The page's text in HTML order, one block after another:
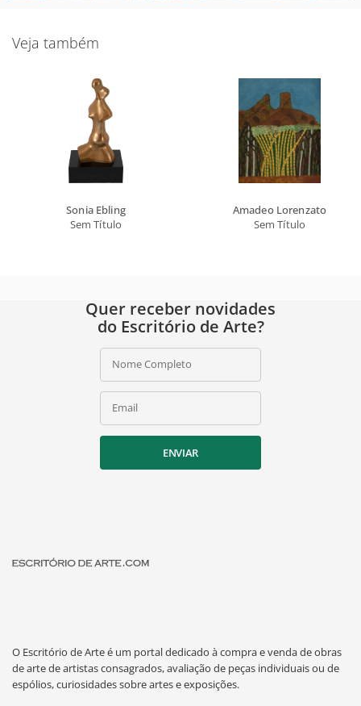
Veja também
Sonia Ebling
Sem Título
Amadeo Lorenzato
Sem Título
Quer receber novidades
do Escritório de Arte?
Nome Completo
Email
ENVIAR
O Escritório de Arte é um portal dedicado à compra e venda de obras
de arte de artistas consagrados, avaliação de peças individuais ou de
espólios, curiosidades sobre artes e exposições.